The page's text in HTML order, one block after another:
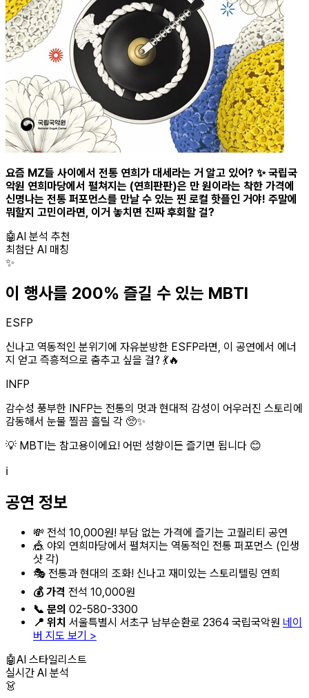
요즘 MZ들 사이에서 전통 연희가 대세라는 거 알고 있어? ✨ 국립국
악원 연희마당에서 펼쳐지는 (연희판판)은 만 원이라는 착한 가격에
신명나는 전통 퍼포먼스를 만날 수 있는 찐 로컬 핫플인 거야! 주말에
뭐할지 고민이라면, 이거 놓치면 진짜 후회할 걸?
🤖AI 분석 추천
최첨단 AI 매칭
✨
이 행사를 200% 즐길 수 있는 MBTI
ESFP
신나고 역동적인 분위기에 자유분방한 ESFP라면, 이 공연에서 에너
지 얻고 즉흥적으로 춤추고 싶을 걸? 💃🔥
INFP
감수성 풍부한 INFP는 전통의 멋과 현대적 감성이 어우러진 스토리에
감동해서 눈물 찔끔 흘릴 각 🥺✨
💡 MBTI는 참고용이에요! 어떤 성향이든 즐기면 됩니다 😊
ℹ️
공연 정보
💸 전석 10,000원! 부담 없는 가격에 즐기는 고퀄리티 공연
🎪 야외 연희마당에서 펼쳐지는 역동적인 전통 퍼포먼스 (인생
샷 각)
🎭 전통과 현대의 조화! 신나고 재미있는 스토리텔링 연희
💰 가격 전석 10,000원
📞 문의 02-580-3300
📍 위치 서울특별시 서초구 남부순환로 2364 국립국악원 네이
버 지도 보기 >
🤖AI 스타일리스트
실시간 AI 분석
👗